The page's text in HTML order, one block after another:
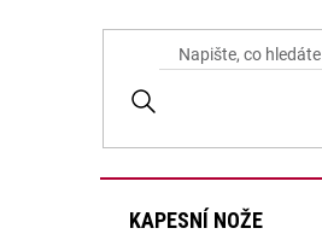
KAPESNÍ NOŽE